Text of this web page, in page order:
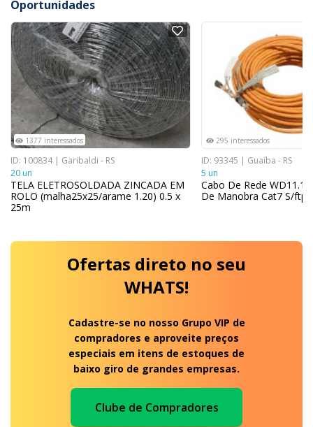
Oportunidades
NOVO
1377 interessados
ID: 100834 | Garibaldi - RS
20 un
TELA ELETROSOLDADA ZINCADA EM
ROLO (malha25x25/arame 1.20) 0.5 x
25m
295 interessados
ID: 93345 | Guaíba - RS
5 un
Cabo De Rede WD11.1
De Manobra Cat7 S/ftp
Ofertas direto no seu
WHATS!
Cadastre-se no nosso Grupo VIP de
compradores e aproveite preços
especiais em itens de estoques de
baixo giro de grandes empresas.
Clube de Compradores